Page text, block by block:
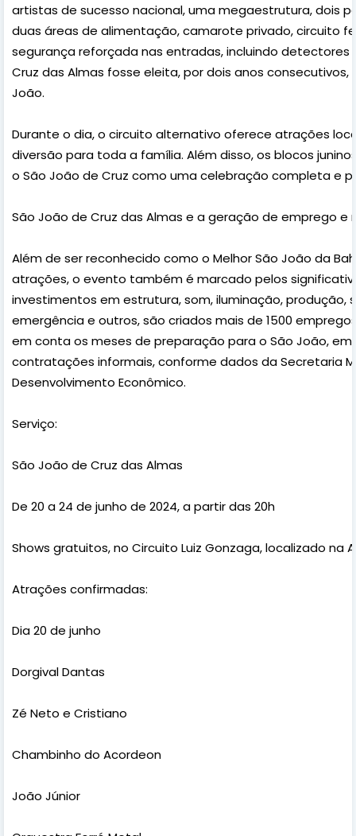
artistas de sucesso nacional, uma megaestrutura, dois
duas áreas de alimentação, camarote privado, circuito
segurança reforçada nas entradas, incluindo detectores
Cruz das Almas fosse eleita, por dois anos
João.
Durante o dia, o circuito alternativo oferece atrações
diversão para toda a família. Além disso, os blocos
o São João de Cruz como uma celebração completa e
São João de Cruz das Almas e a geração de emprego e
Além de ser reconhecido como o Melhor São João da
atrações, o evento também é marcado pelos
investimentos em estrutura, som, iluminação, produção,
emergência e outros, são criados mais de 1500
em conta os meses de preparação para o São João,
contratações informais, conforme dados da Secretaria
Desenvolvimento Econômico.
Serviço:
São João de Cruz das Almas
De 20 a 24 de junho de 2024, a partir das 20h
Shows gratuitos, no Circuito Luiz Gonzaga, localizado na
Atrações confirmadas:
Dia 20 de junho
Dorgival Dantas
Zé Neto e Cristiano
Chambinho do Acordeon
João Júnior